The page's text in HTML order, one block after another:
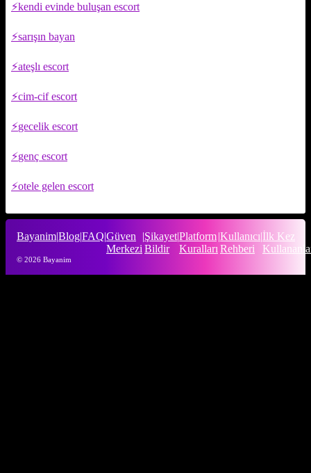
kendi evinde buluşan escort
sarışın bayan
ateşlı escort
cim-cif escort
gecelik escort
genç escort
otele gelen escort
Bayanim|Blog|FAQ|Güven
Merkezi
|Şikayet
Bildir
|Platform
Kuralları
|Kullanıcı
Rehberi
|İlk Kez
© 2026 Bayanim